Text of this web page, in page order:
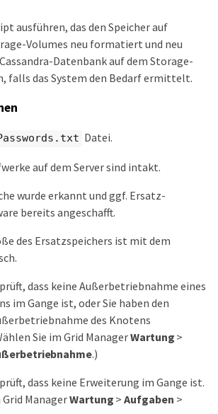
ausführen, das den Speicher auf
Volumes neu formatiert und neu
Datenbank auf dem Storage-
falls das System den Bedarf ermittelt.
Datei.
auf dem Server sind intakt.
wurde erkannt und ggf. Ersatz-
bereits angeschafft.
des Ersatzspeichers ist mit dem
dass keine Außerbetriebnahme eines
im Gange ist, oder Sie haben den
des Knotens
Sie im Grid ManagerWartung >
.)
dass keine Erweiterung im Gange ist.
ManagerWartung >Aufgaben >